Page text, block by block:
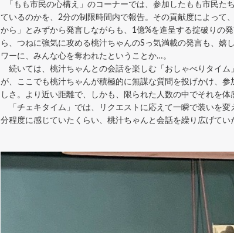
「もも市民の心構え」のコーナーでは、参加したもも市民た
ているのかを、2分の制限時間内で報告。その貢献度によって
から」とみずから発言しながらも、1億%を進呈する掟破りの
ら、つねに強気に攻める桃汁ちゃんのSっ気満載の発言も、
ワーに、みんな心を奪われたということか…。
続いては、桃汁ちゃんとの会話を楽しむ「おしゃべりタイ
が、ここでも桃汁ちゃんが積極的に無謀な質問を投げかけ、
しさ。より近い距離で、しかも、限られた人数の中でそれを
「チェキタイム」では、リクエストに応えて一瞬で装いを
分程度に感じていたくらい、桃汁ちゃんと会話を繰り広げてい